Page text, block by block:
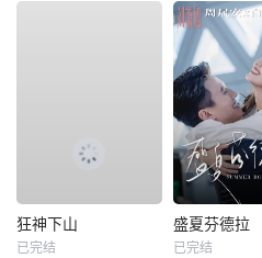
狂神下山
已完结
盛夏芬德拉
已完结